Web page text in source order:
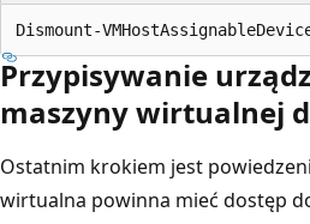
Przypisywanie
maszyny wirtualnej
Ostatnim krokiem jest
wirtualna powinna mieć dostęp